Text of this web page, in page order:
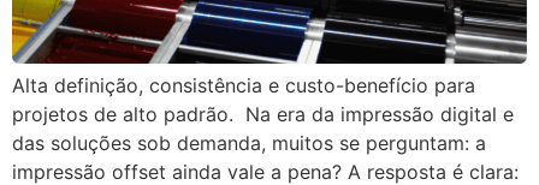
Alta definição, consistência e custo-benefício para
projetos de alto padrão. Na era da impressão digital e
das soluções sob demanda, muitos se perguntam: a
impressão offset ainda vale a pena? A resposta é clara: